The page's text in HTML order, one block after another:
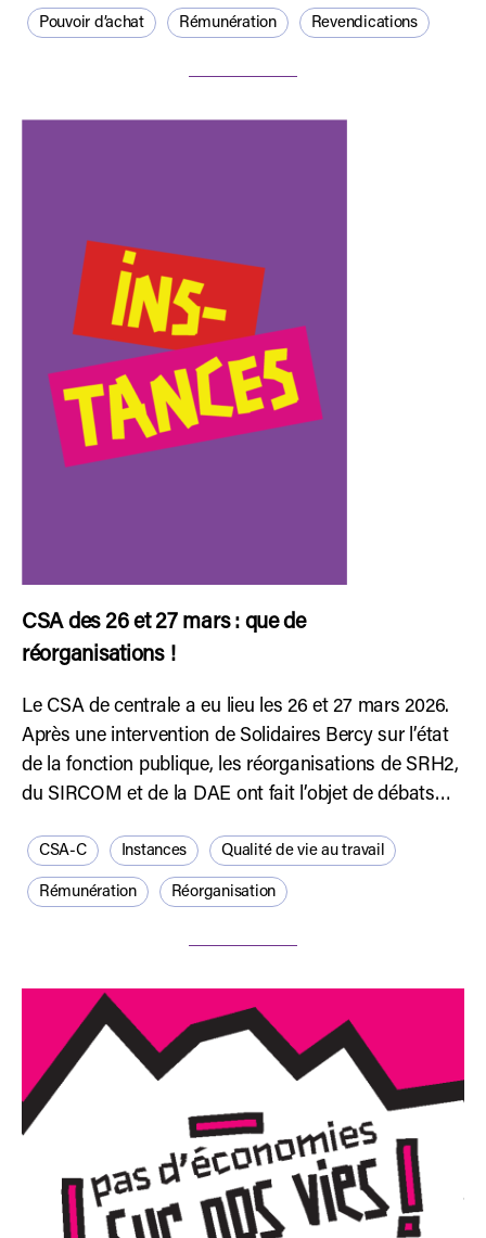
Pouvoir d’achat Rémunération Revendications
CSA des 26 et 27 mars : que de
réorganisations !
Le CSA de centrale a eu lieu les 26 et 27 mars 2026.
Après une intervention de Solidaires Bercy sur l’état
de la fonction publique, les réorganisations de SRH2,
du SIRCOM et de la DAE ont fait l’objet de débats…
CSA-C Instances Qualité de vie au travail
Rémunération Réorganisation